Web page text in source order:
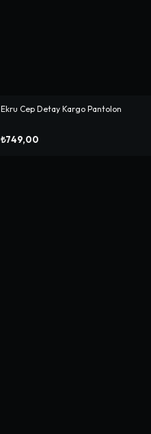
Ekru Cep Detay Kargo Pantolon
₺749,00